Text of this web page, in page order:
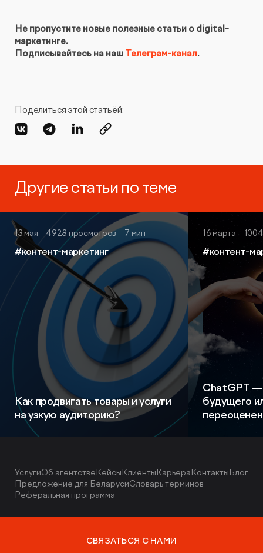
Не пропустите новые полезные статьи о digital-
маркетинге.
Подписывайтесь на наш Телеграм-канал.
Поделиться этой статьёй:
Другие статьи по теме
13 мая 4928 просмотров 7 мин
#контент-маркетинг
Как продвигать товары и услуги
на узкую аудиторию?
16 марта
#контент-
ChatGPT —
будущего
УслугиОб агентствеКейсыКлиентыКарьераКонтактыБлог
Предложение для БеларусиСловарь терминов
Реферальная программа
СВЯЗАТЬСЯ С НАМИ